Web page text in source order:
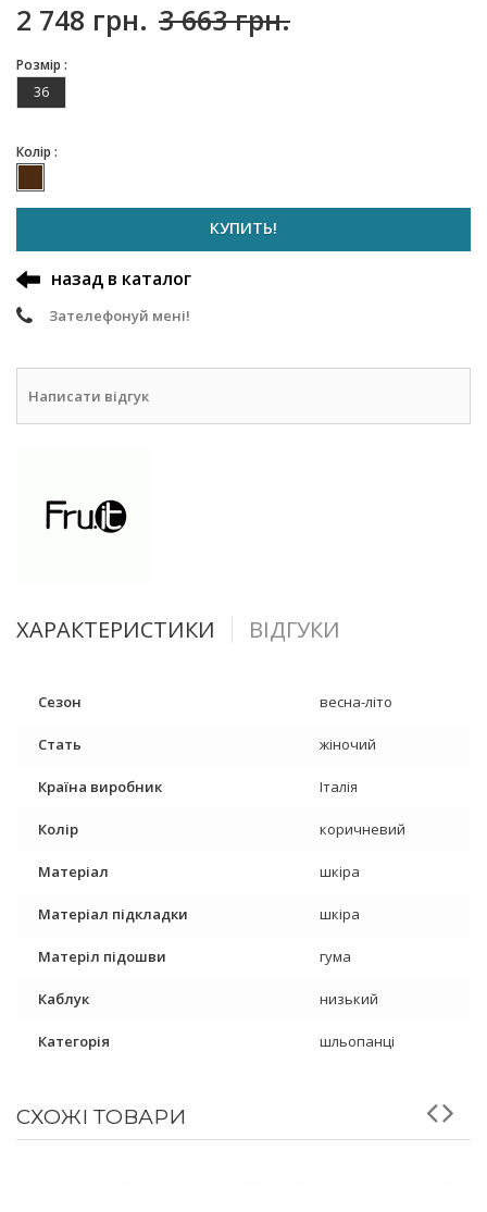
2 748 грн. 3 663 грн.
Розмір :
36
Колір :
КУПИТЬ!
назад в каталог
Зателефонуй мені!
Написати відгук
ХАРАКТЕРИСТИКИ ВІДГУКИ
Сезон весна-літо
Стать жіночий
Країна виробник Італія
Колір коричневий
Матеріал шкіра
Матеріал підкладки шкіра
Матеріл підошви гума
Каблук низький
Категорія шльопанці
СХОЖІ ТОВАРИ